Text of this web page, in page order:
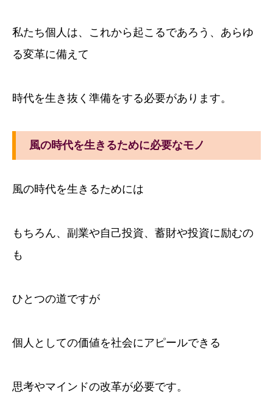
私たち個人は、これから起こるであろう、あらゆ
る変革に備えて
時代を生き抜く準備をする必要があります。
風の時代を生きるために必要なモノ
風の時代を生きるためには
もちろん、副業や自己投資、蓄財や投資に励むの
も
ひとつの道ですが
個人としての価値を社会にアピールできる
思考やマインドの改革が必要です。